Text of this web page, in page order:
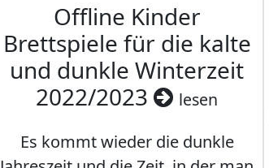
Offline Kinder
Brettspiele für die kalte
und dunkle Winterzeit
2022/2023
lesen
Es kommt wieder die dunkle